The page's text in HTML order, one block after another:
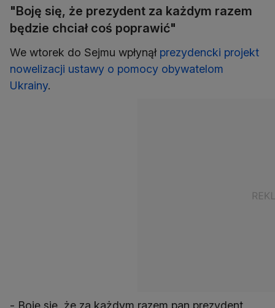
"Boję się, że prezydent za każdym razem
będzie chciał coś poprawić"
We wtorek do Sejmu wpłynął prezydencki projekt
nowelizacji ustawy o pomocy obywatelom
Ukrainy.
- Boję się, że za każdym razem pan prezydent